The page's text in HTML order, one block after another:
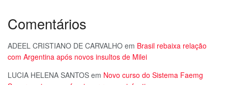
Comentários
ADEEL CRISTIANO DE CARVALHO em Brasil rebaixa relação
com Argentina após novos insultos de Milei
LUCIA HELENA SANTOS em Novo curso do Sistema Faemg